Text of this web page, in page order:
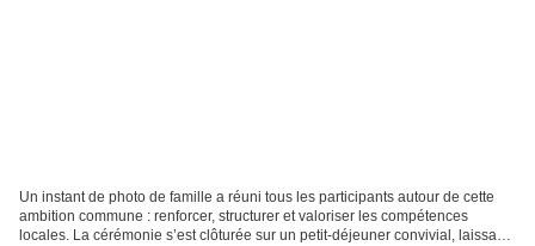
Un instant de photo de famille a réuni tous les participants autour de cette
ambition commune : renforcer, structurer et valoriser les compétences
locales. La cérémonie s’est clôturée sur un petit-déjeuner convivial, laissant